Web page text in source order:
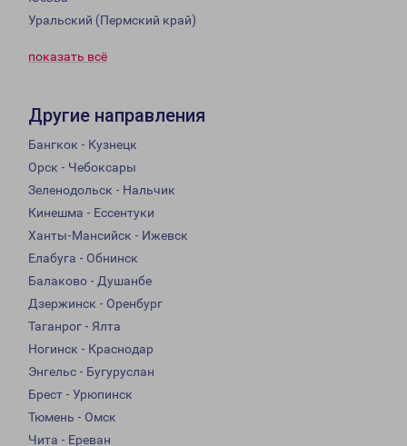
Уральский (Пермский край)
показать всё
Другие направления
Бангкок - Кузнецк
Орск - Чебоксары
Зеленодольск - Нальчик
Кинешма - Ессентуки
Ханты-Мансийск - Ижевск
Елабуга - Обнинск
Балаково - Душанбе
Дзержинск - Оренбург
Таганрог - Ялта
Ногинск - Краснодар
Энгельс - Бугуруслан
Брест - Урюпинск
Тюмень - Омск
Чита - Ереван